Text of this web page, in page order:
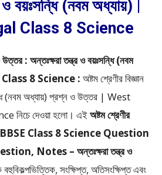
বয়ঃসন্ধি (নবম অধ্যায়) |
Class 8 Science
উত্তর : অন্তঃক্ষরা তন্ত্র ও বয়ঃসন্ধি (নবম
8 Science : অষ্টম শ্রেণীর বিজ্ঞান
(নবম অধ্যায়) প্রশ্ন ও উত্তর | West
নিচে দেওয়া হলো। এইঅষ্টম শ্রেণীর
Class 8 Science Question
Notes – অন্তঃক্ষরা তন্ত্র ও
বহুবিকল্পভিত্তিক, সংক্ষিপ্ত, অতিসংক্ষিপ্ত এবং